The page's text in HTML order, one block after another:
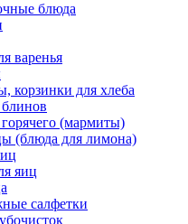
блюда
варенья
корзинки для хлеба
(мармиты)
(блюда для лимона)
яиц
салфетки